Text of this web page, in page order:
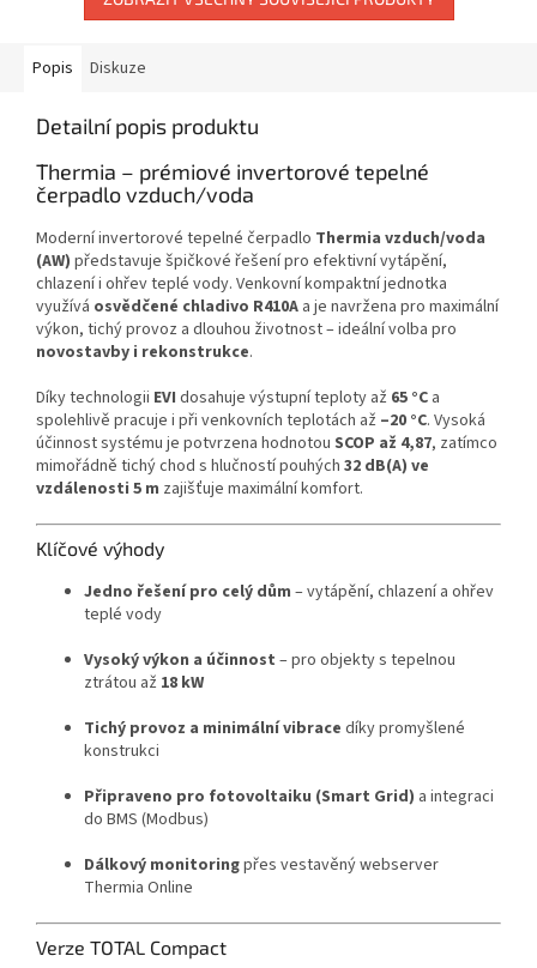
Popis Diskuze
Detailní popis produktu
Thermia – prémiové invertorové tepelné
čerpadlo vzduch/voda
Moderní invertorové tepelné čerpadlo Thermia vzduch/voda
(AW) představuje špičkové řešení pro efektivní vytápění,
chlazení i ohřev teplé vody. Venkovní kompaktní jednotka
využívá osvědčené chladivo R410A a je navržena pro maximální
výkon, tichý provoz a dlouhou životnost – ideální volba pro
novostavby i rekonstrukce.
Díky technologii EVI dosahuje výstupní teploty až 65 °C a
spolehlivě pracuje i při venkovních teplotách až –20 °C. Vysoká
účinnost systému je potvrzena hodnotou SCOP až 4,87, zatímco
mimořádně tichý chod s hlučností pouhých 32 dB(A) ve
vzdálenosti 5 m zajišťuje maximální komfort.
Klíčové výhody
Jedno řešení pro celý dům – vytápění, chlazení a ohřev
teplé vody
Vysoký výkon a účinnost – pro objekty s tepelnou
ztrátou až 18 kW
Tichý provoz a minimální vibrace díky promyšlené
konstrukci
Připraveno pro fotovoltaiku (Smart Grid) a integraci
do BMS (Modbus)
Dálkový monitoringpřes vestavěný webserver
Thermia Online
Verze TOTAL Compact